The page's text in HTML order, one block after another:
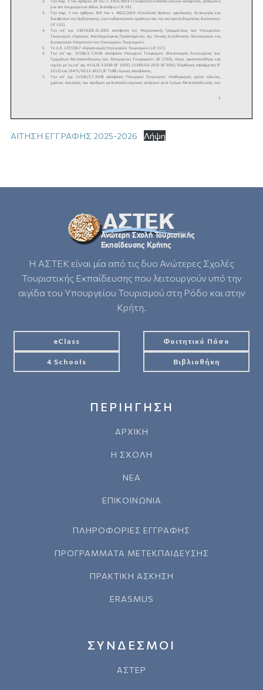
ΑΙΤΗΣΗ ΕΓΓΡΑΦΗΣ 2025-2026 Λήψη
Η ΑΣΤΕΚ είναι μία από τις δυο Ανώτερες Σχολές
Τουριστικής Εκπαίδευσης που λειτουργούν υπό την
αιγίδα του Υπουργείου Τουρισμού στη Ρόδο και στην
Κρήτη.
eClass Φοιτητικό Πάσο
4 Schools Βιβλιοθήκη
ΠΕΡΙΗΓΗΣΗ
ΑΡΧΙΚΗ
Η ΣΧΟΛΗ
ΝΕΑ
ΕΠΙΚΟΙΝΩΝΙΑ
ΠΛΗΡΟΦΟΡΙΕΣ ΕΓΓΡΑΦΗΣ
ΠΡΟΓΡΑΜΜΑΤΑ ΜΕΤΕΚΠΑΙΔΕΥΣΗΣ
ΠΡΑΚΤΙΚΗ ΑΣΚΗΣΗ
ERASMUS
ΣΥΝΔΕΣΜΟΙ
ΑΣΤΕΡ